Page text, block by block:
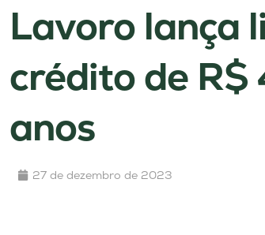
Lavoro lança
crédito de R$
anos
27 de dezembro de 2023